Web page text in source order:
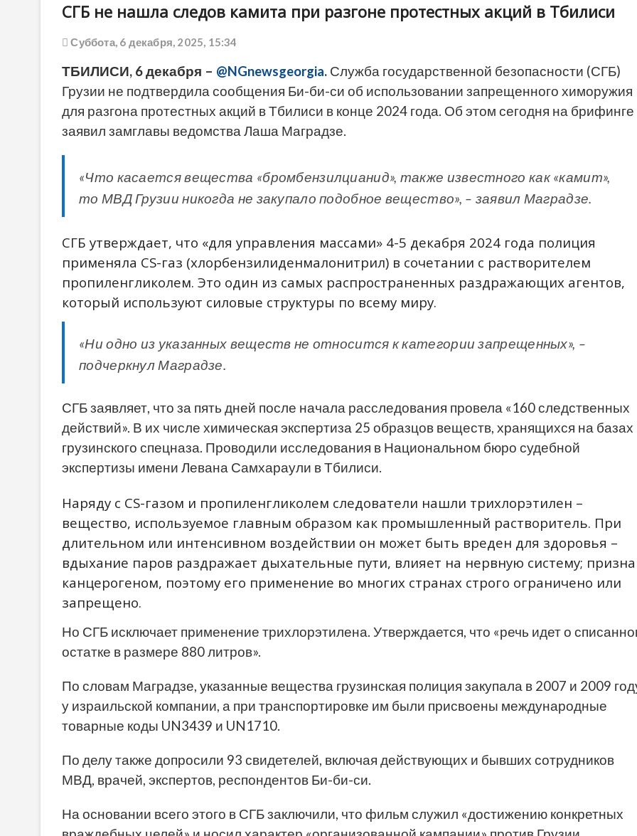
СГБ не нашла следов камита при разгоне протестных акций в Тбилиси
Суббота, 6 декабря, 2025, 15:34
ТБИЛИСИ, 6 декабря – @NGnewsgeorgia. Служба государственной безопасности (СГБ)
Грузии не подтвердила сообщения Би-би-си об использовании запрещенного химоружия
для разгона протестных акций в Тбилиси в конце 2024 года. Об этом сегодня на брифинге
заявил замглавы ведомства Лаша Маградзе.
«Что касается вещества «бромбензилцианид», также известного как «камит»,
то МВД Грузии никогда не закупало подобное вещество», – заявил Маградзе.
СГБ утверждает, что «для управления массами» 4-5 декабря 2024 года полиция
применяла CS-газ (хлорбензилиденмалонитрил) в сочетании с растворителем
пропиленгликолем. Это один из самых распространенных раздражающих агентов,
который используют силовые структуры по всему миру.
«Ни одно из указанных веществ не относится к категории запрещенных», –
подчеркнул Маградзе.
СГБ заявляет, что за пять дней после начала расследования провела «160 следственных
действий». В их числе химическая экспертиза 25 образцов веществ, хранящихся на базах
грузинского спецназа. Проводили исследования в Национальном бюро судебной
экспертизы имени Левана Самхараули в Тбилиси.
Наряду с CS-газом и пропиленгликолем следователи нашли трихлорэтилен –
вещество, используемое главным образом как промышленный растворитель. При
длительном или интенсивном воздействии он может быть вреден для здоровья –
вдыхание паров раздражает дыхательные пути, влияет на нервную систему;
канцерогеном, поэтому его применение во многих странах строго ограничено или
запрещено.
Но СГБ исключает применение трихлорэтилена. Утверждается, что «речь идет о
остатке в размере 880 литров».
По словам Маградзе, указанные вещества грузинская полиция закупала в 2007 и 2009
у израильской компании, а при транспортировке им были присвоены международные
товарные коды UN3439 и UN1710.
По делу также допросили 93 свидетелей, включая действующих и бывших сотрудников
МВД, врачей, экспертов, респондентов Би-би-си.
На основании всего этого в СГБ заключили, что фильм служил «достижению конкретных